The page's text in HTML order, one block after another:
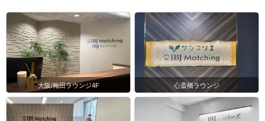
大阪/梅田ラウンジ4F 心斎橋ラウンジ